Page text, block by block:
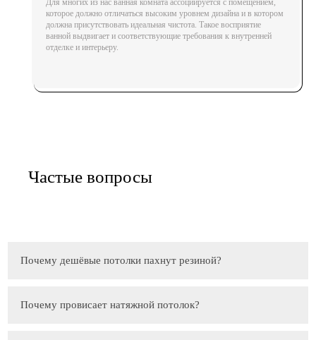
которое должно отличаться высоким уровнем дизайна и в котором
должна присутствовать идеальная чистота. Такое восприятие
ванной выдвигает и соответствующие требования к внутренней
отделке и интерьеру.
Частые вопросы
Почему дешёвые потолки пахнут резиной?
Почему провисает натяжной потолок?